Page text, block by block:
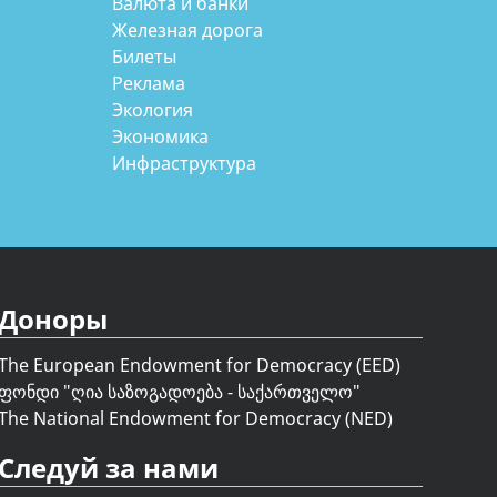
Железная дорога
Билеты
Реклама
Экология
Экономика
Инфраструктура
European Endowment for Democracy (EED)
"ღია საზოგადოება - საქართველო"
National Endowment for Democracy (NED)
Следуй за нами